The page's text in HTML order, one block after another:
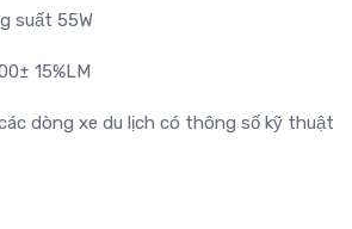
suất 55W
15%LM
dòng xe du lịch có thông số kỹ thuật